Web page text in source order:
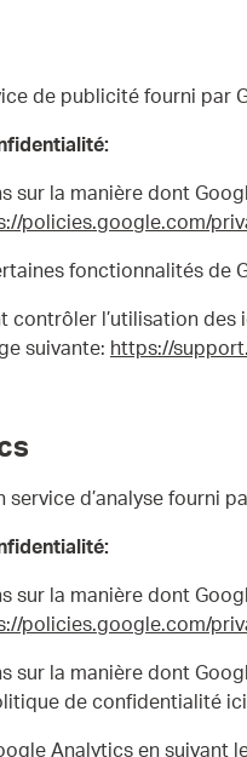
de publicité fourni par
sur la manière dont
policies.google.com/
fonctionnalités de
contrôler l’utilisation
suivante: https://
d’analyse fourni
sur la manière dont
policies.google.com/
sur la manière dont
de confidentialité
Analytics en suivant